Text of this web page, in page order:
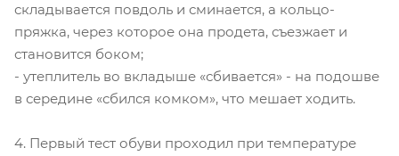
складывается повдоль и сминается, а кольцо-
пряжка, через которое она продета, съезжает и
становится боком;
- утеплитель во вкладыше «сбивается» - на подошве
в середине «сбился комком», что мешает ходить.
4. Первый тест обуви проходил при температуре